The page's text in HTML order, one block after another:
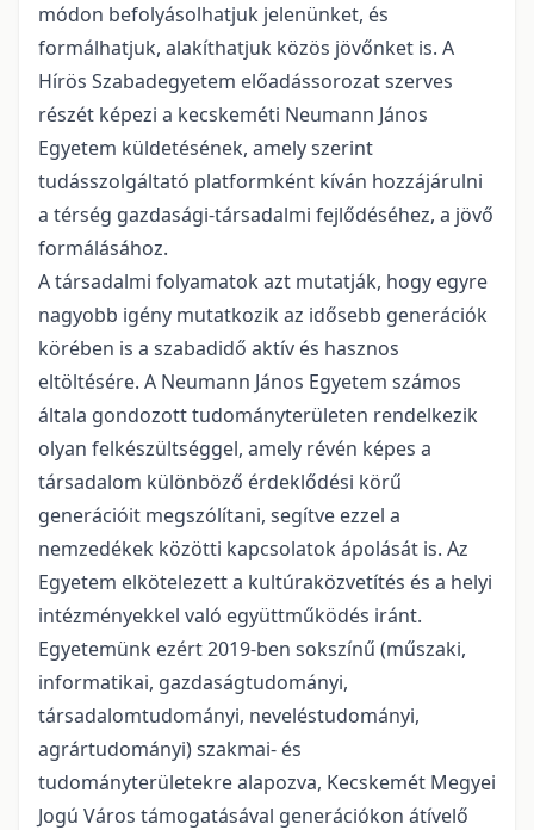
módon befolyásolhatjuk jelenünket, és
formálhatjuk, alakíthatjuk közös jövőnket is. A
Hírös Szabadegyetem előadássorozat szerves
részét képezi a kecskeméti Neumann János
Egyetem küldetésének, amely szerint
tudásszolgáltató platformként kíván hozzájárulni
a térség gazdasági-társadalmi fejlődéséhez, a jövő
formálásához.
A társadalmi folyamatok azt mutatják, hogy egyre
nagyobb igény mutatkozik az idősebb generációk
körében is a szabadidő aktív és hasznos
eltöltésére. A Neumann János Egyetem számos
általa gondozott tudományterületen rendelkezik
olyan felkészültséggel, amely révén képes a
társadalom különböző érdeklődési körű
generációit megszólítani, segítve ezzel a
nemzedékek közötti kapcsolatok ápolását is. Az
Egyetem elkötelezett a kultúraközvetítés és a helyi
intézményekkel való együttműködés iránt.
Egyetemünk ezért 2019-ben sokszínű (műszaki,
informatikai, gazdaságtudományi,
társadalomtudományi, neveléstudományi,
agrártudományi) szakmai- és
tudományterületekre alapozva, Kecskemét Megyei
Jogú Város támogatásával generációkon átívelő